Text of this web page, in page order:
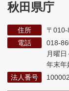
秋田県庁
住所
〒
電話
018-
月曜
年末年
法人番号